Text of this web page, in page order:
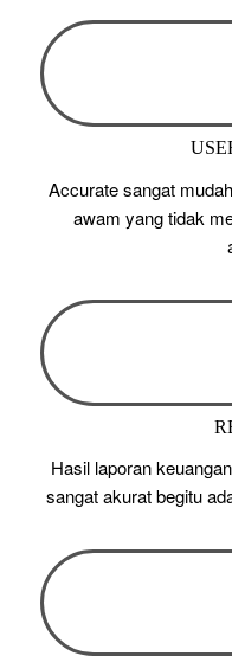
Accurate sangat
awam yang tidak
Hasil laporan
sangat akurat begitu